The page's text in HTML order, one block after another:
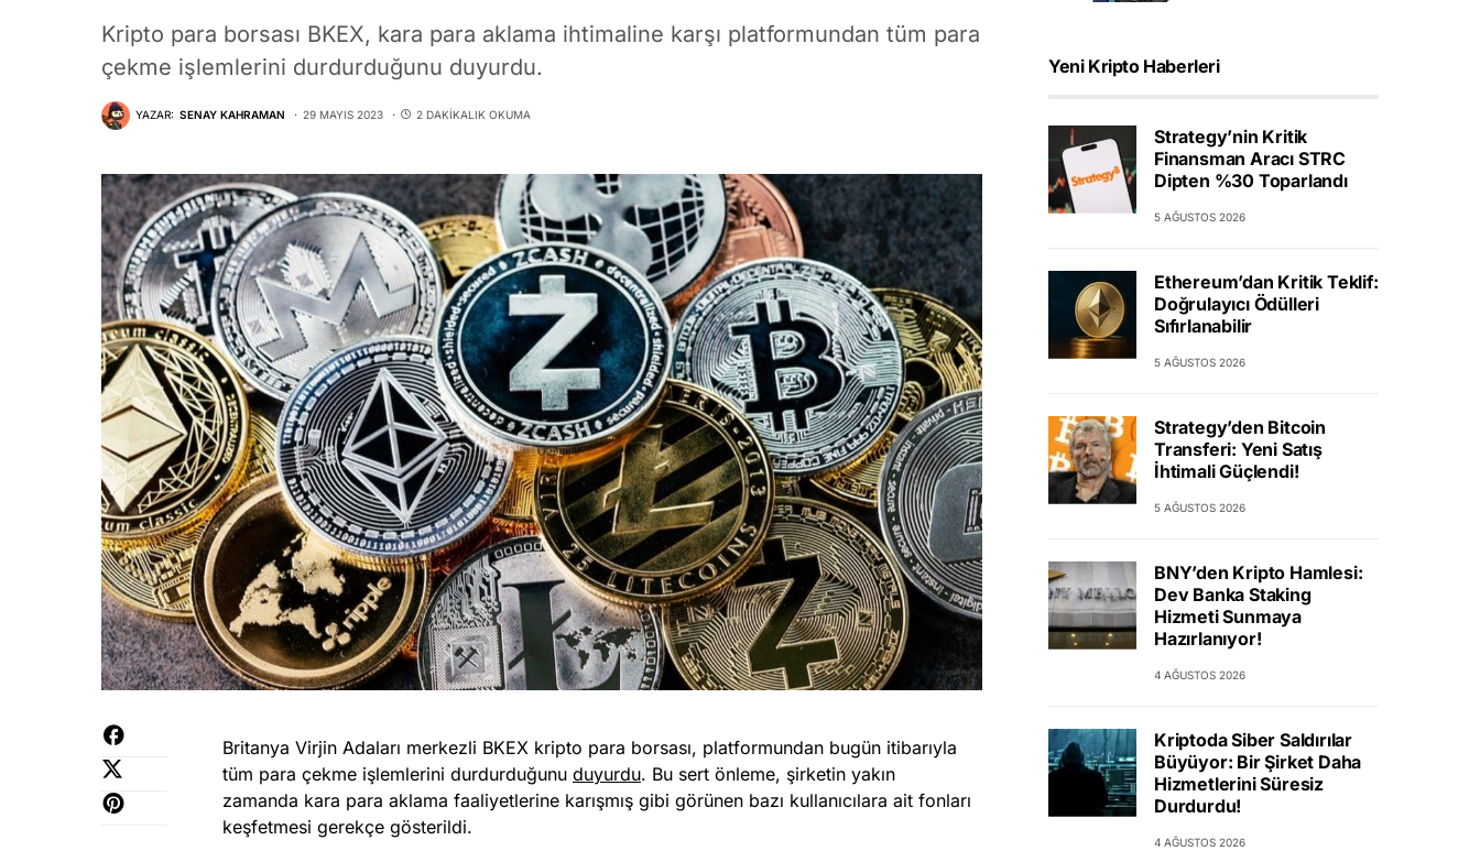
Kripto para borsası BKEX, kara para aklama ihtimaline karşı platformundan tüm para
çekme işlemlerini durdurduğunu duyurdu.
YAZAR: SENAY KAHRAMAN 29 MAYIS 2023 2 DAKIKALIK OKUMA
Britanya Virjin Adaları merkezli BKEX kripto para borsası, platformundan bugün itibarıyla
tüm para çekme işlemlerini durdurduğunu duyurdu. Bu sert önleme, şirketin yakın
zamanda kara para aklama faaliyetlerine karışmış gibi görünen bazı kullanıcılara ait fonları
keşfetmesi gerekçe gösterildi.
Yeni Kripto Haberleri
Strategy’nin Kritik
Finansman Aracı STRC
Dipten %30 Toparlandı
5 AĞUSTOS 2026
Ethereum’dan Kritik Teklif:
Doğrulayıcı Ödülleri
Sıfırlanabilir
5 AĞUSTOS 2026
Strategy’den Bitcoin
Transferi: Yeni Satış
İhtimali Güçlendi!
5 AĞUSTOS 2026
BNY’den Kripto Hamlesi:
Dev Banka Staking
Hizmeti Sunmaya
Hazırlanıyor!
4 AĞUSTOS 2026
Kriptoda Siber Saldırılar
Büyüyor: Bir Şirket Daha
Hizmetlerini Süresiz
Durdurdu!
4 AĞUSTOS 2026